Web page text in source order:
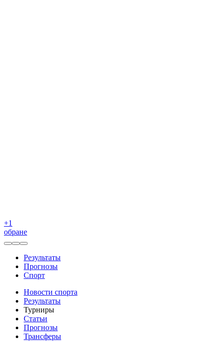
+1
обране
Результаты
Прогнозы
Спорт
Новости спорта
Результаты
Турниры
Статьи
Прогнозы
Трансферы